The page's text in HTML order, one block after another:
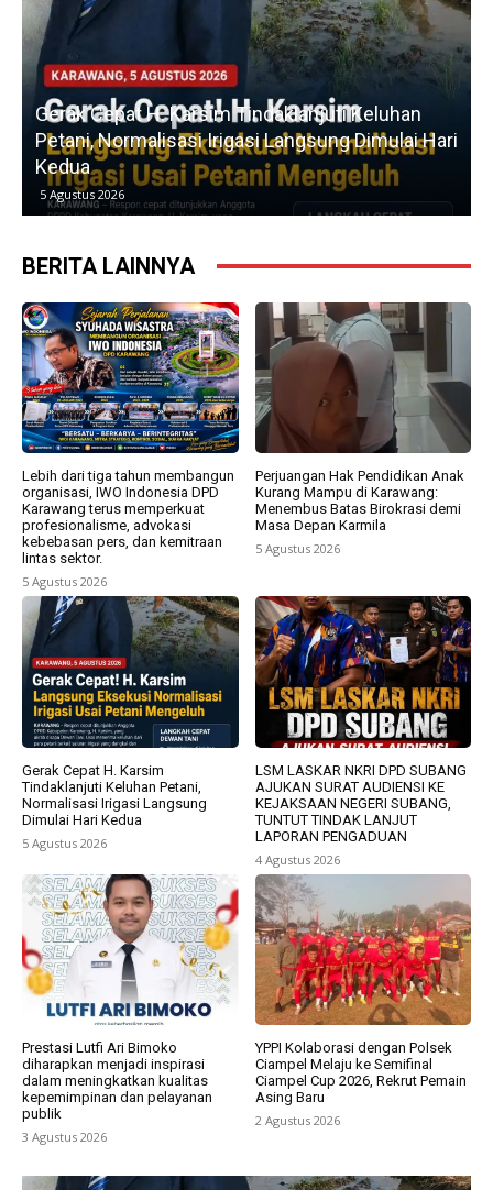
LSM LASKAR NKRI DPD SUBANG AJUKAN
SURAT AUDIENSI KE KEJAKSAAN NEGERI
SUBANG, TUNTUT TINDAK LANJUT LAPORAN
PENGADUAN
4 Agustus 2026
BERITA LAINNYA
Lebih dari tiga tahun membangun
organisasi, IWO Indonesia DPD
Karawang terus memperkuat
profesionalisme, advokasi
kebebasan pers, dan kemitraan
lintas sektor.
5 Agustus 2026
Perjuangan Hak Pendidikan Anak
Kurang Mampu di Karawang:
Menembus Batas Birokrasi demi
Masa Depan Karmila
5 Agustus 2026
Gerak Cepat H. Karsim
Tindaklanjuti Keluhan Petani,
Normalisasi Irigasi Langsung
Dimulai Hari Kedua
5 Agustus 2026
LSM LASKAR NKRI DPD SUBANG
AJUKAN SURAT AUDIENSI KE
KEJAKSAAN NEGERI SUBANG,
TUNTUT TINDAK LANJUT
LAPORAN PENGADUAN
4 Agustus 2026
Prestasi Lutfi Ari Bimoko
diharapkan menjadi inspirasi
dalam meningkatkan kualitas
kepemimpinan dan pelayanan
publik
3 Agustus 2026
YPPI Kolaborasi dengan Polsek
Ciampel Melaju ke Semifinal
Ciampel Cup 2026, Rekrut Pemain
Asing Baru
2 Agustus 2026